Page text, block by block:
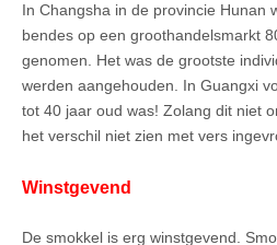
In Changsha in de provincie Hunan
bendes op een groothandelsmarkt
genomen. Het was de grootste
werden aangehouden. In Guangxi
tot 40 jaar oud was! Zolang dit niet
het verschil niet zien met vers
Winstgevend
De smokkel is erg winstgevend.